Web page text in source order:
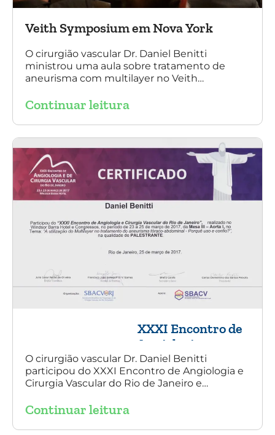
Veith Symposium em Nova York
O cirurgião vascular Dr. Daniel Benitti
ministrou uma aula sobre tratamento de
aneurisma com multilayer no Veith
Continuar leitura
XXXI Encontro de
Angiologia e
Cirurgia Vascular
do Rio de Janeiro
O cirurgião vascular Dr. Daniel Benitti
participou do XXXI Encontro de Angiologia e
Cirurgia Vascular do Rio de Janeiro e
multilayer no tratamento de aneurisma
Continuar leitura